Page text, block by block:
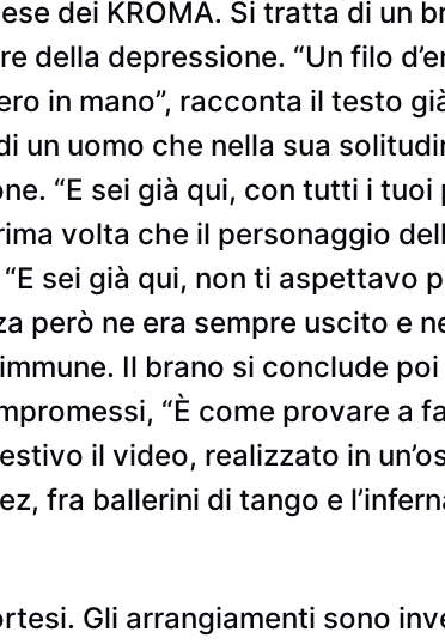
dei KROMA. Si tratta di un
depressione. “Un filo
in mano”, racconta il testo
un uomo che nella sua
“E sei già qui, con tutti i tuoi
volta che il personaggio
sei già qui, non ti aspettavo
però ne era sempre uscito e
Il brano si conclude poi
“È come provare a
il video, realizzato in
fra ballerini di tango e
Gli arrangiamenti sono